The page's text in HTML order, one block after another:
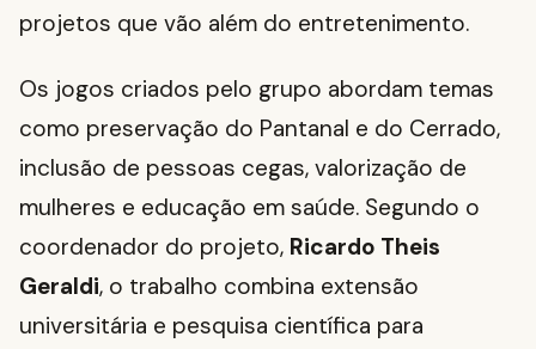
projetos que vão além do entretenimento.
Os jogos criados pelo grupo abordam temas
como preservação do Pantanal e do Cerrado,
inclusão de pessoas cegas, valorização de
mulheres e educação em saúde. Segundo o
coordenador do projeto, Ricardo Theis
Geraldi, o trabalho combina extensão
universitária e pesquisa científica para